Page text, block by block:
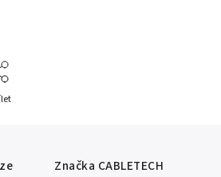
Značka CABLETECH